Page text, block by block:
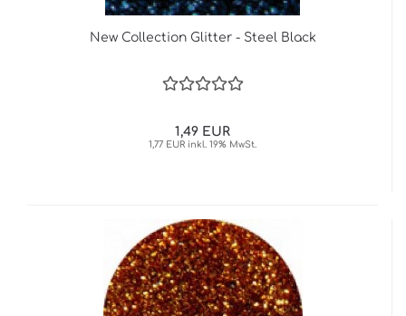
New Collection Glitter - Steel Black
1,49 EUR
1,77 EUR inkl. 19% MwSt.